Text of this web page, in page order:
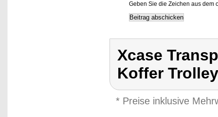
Geben Sie die Zeichen aus dem
Xcase
Koffer
* Preise inklusive